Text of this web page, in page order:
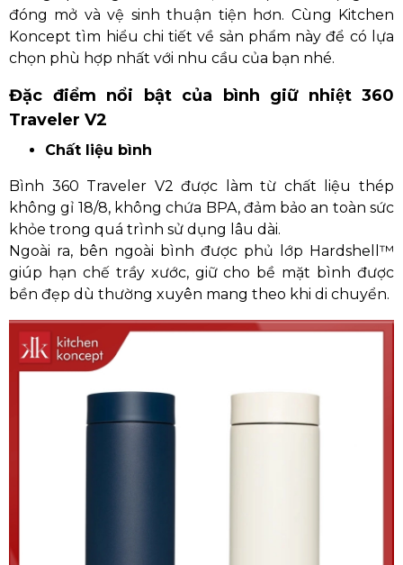
đóng mở và vệ sinh thuận tiện hơn. Cùng Kitchen
Koncept tìm hiểu chi tiết về sản phẩm này để có lựa
chọn phù hợp nhất với nhu cầu của bạn nhé.
Đặc điểm nổi bật của bình giữ nhiệt 360
Traveler V2
Chất liệu bình
Bình 360 Traveler V2 được làm từ chất liệu thép
không gỉ 18/8, không chứa BPA, đảm bảo an toàn sức
khỏe trong quá trình sử dụng lâu dài.
Ngoài ra, bên ngoài bình được phủ lớp Hardshell™
giúp hạn chế trầy xước, giữ cho bề mặt bình được
bền đẹp dù thường xuyên mang theo khi di chuyển.